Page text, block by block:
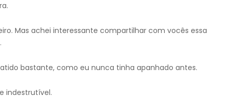
Mas achei interessante compartilhar com vocês essa
bastante, como eu nunca tinha apanhado antes.
indestrutível.